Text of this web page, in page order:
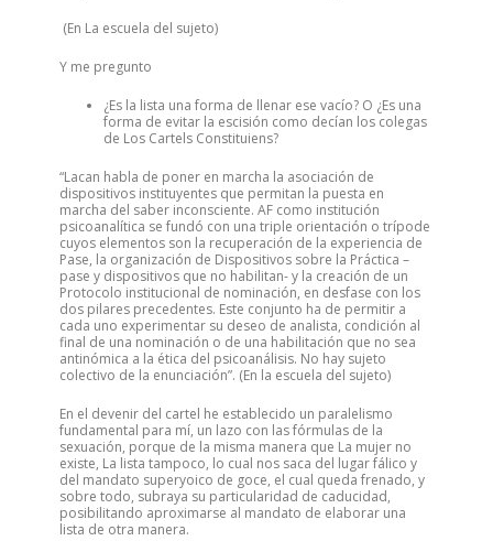
(En La escuela del sujeto)
Y me pregunto
¿Es la lista una forma de llenar ese vacío? O ¿Es una
forma de evitar la escisión como decían los colegas
de Los Cartels Constituiens?
“Lacan habla de poner en marcha la asociación de
dispositivos instituyentes que permitan la puesta en
marcha del saber inconsciente. AF como institución
psicoanalítica se fundó con una triple orientación o trípode
cuyos elementos son la recuperación de la experiencia de
Pase, la organización de Dispositivos sobre la Práctica –
pase y dispositivos que no habilitan- y la creación de un
Protocolo institucional de nominación, en desfase con los
dos pilares precedentes. Este conjunto ha de permitir a
cada uno experimentar su deseo de analista, condición al
final de una nominación o de una habilitación que no sea
antinómica a la ética del psicoanálisis. No hay sujeto
colectivo de la enunciación”. (En la escuela del sujeto)
En el devenir del cartel he establecido un paralelismo
fundamental para mí, un lazo con las fórmulas de la
sexuación, porque de la misma manera que La mujer no
existe, La lista tampoco, lo cual nos saca del lugar fálico y
del mandato superyoico de goce, el cual queda frenado, y
sobre todo, subraya su particularidad de caducidad,
posibilitando aproximarse al mandato de elaborar una
lista de otra manera.